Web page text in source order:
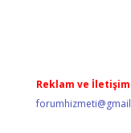
Reklam ve